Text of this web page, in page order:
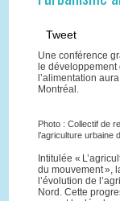
Tweet
Une conférence
le
l’alimentation
Montréal.
Photo : Collectif de
l’agriculture urbaine
Intitulée «
du mouvement »,
l’évolution de
Nord. Cette